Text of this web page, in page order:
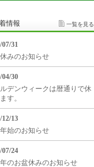
情報 一覧を見る
07/31
みのお知らせ
04/30
デンウィークは暦通りで休
す。
12/13
始のお知らせ
07/24
のお盆休みのお知らせ